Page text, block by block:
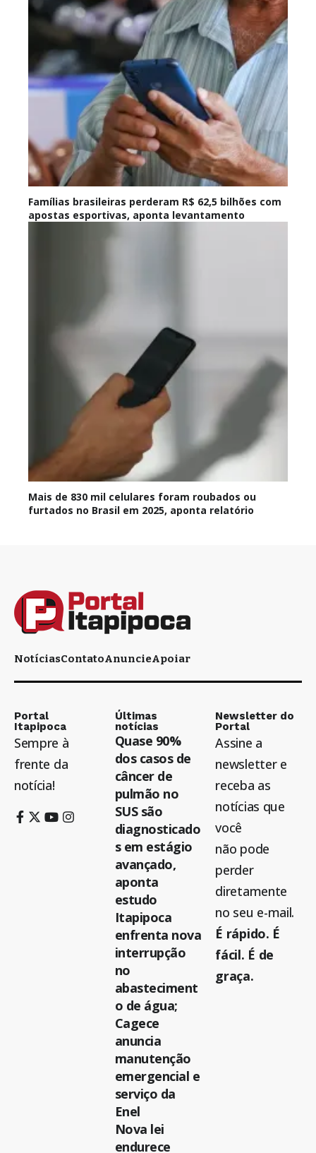
Famílias brasileiras perderam R$ 62,5 bilhões com
apostas esportivas, aponta levantamento
Mais de 830 mil celulares foram roubados ou
furtados no Brasil em 2025, aponta relatório
NotíciasContatoAnuncieApoiar
Portal
Itapipoca
Sempre à
frente da
notícia!
Últimas
notícias
Quase 90%
dos casos de
câncer de
pulmão no
SUS são
diagnosticado
s em estágio
avançado,
aponta
estudo
Itapipoca
enfrenta nova
interrupção
no
abasteciment
o de água;
Cagece
anuncia
manutenção
emergencial e
serviço da
Enel
Nova lei
endurece
Newsletter do
Portal
Assine a
newsletter e
receba as
notícias que
você
não pode
perder
diretamente
no seu e-mail.
É rápido. É
fácil. É de
graça.